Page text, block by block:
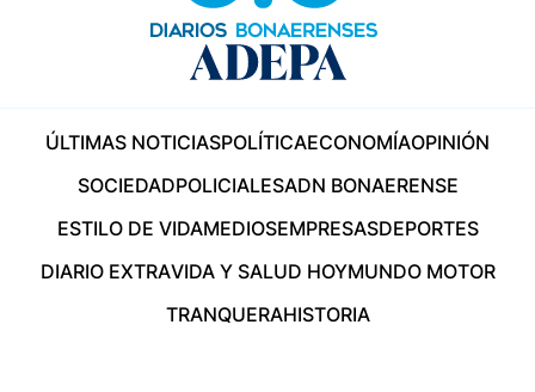
ÚLTIMAS NOTICIASPOLÍTICAECONOMÍAOPINIÓN
SOCIEDADPOLICIALESADN BONAERENSE
ESTILO DE VIDAMEDIOSEMPRESASDEPORTES
DIARIO EXTRAVIDA Y SALUD HOYMUNDO MOTOR
TRANQUERAHISTORIA